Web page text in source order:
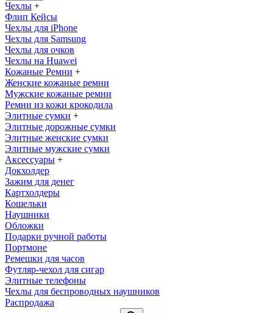
Чехлы +
Флип Кейсы
Чехлы для iPhone
Чехлы для Samsung
Чехлы для очков
Чехлы на Huawei
Кожаные Ремни +
Женские кожаные ремни
Мужские кожаные ремни
Ремни из кожи крокодила
Элитные сумки +
Элитные дорожные сумки
Элитные женские сумки
Элитные мужские сумки
Аксессуары +
Докхолдер
Зажим для денег
Картхолдеры
Кошельки
Наушники
Обложки
Подарки ручной работы
Портмоне
Ремешки для часов
Футляр-чехол для сигар
Элитные телефоны
Чехлы для беспроводных наушников
Распродажа